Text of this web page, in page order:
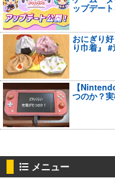
ップデー
おにぎり
り巾着』
【
つのか？
メニュー